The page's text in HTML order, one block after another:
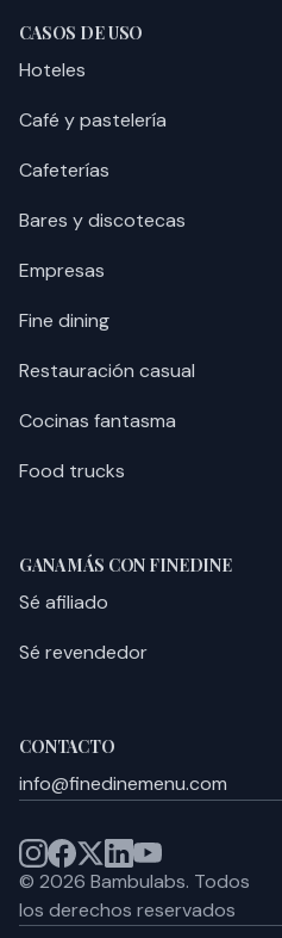
CASOS DE USO
Hoteles
Café y pastelería
Cafeterías
Bares y discotecas
Empresas
Fine dining
Restauración casual
Cocinas fantasma
Food trucks
GANA MÁS CON FINEDINE
Sé afiliado
Sé revendedor
CONTACTO
info@finedinemenu.com
© 2026 Bambulabs. Todos
los derechos reservados